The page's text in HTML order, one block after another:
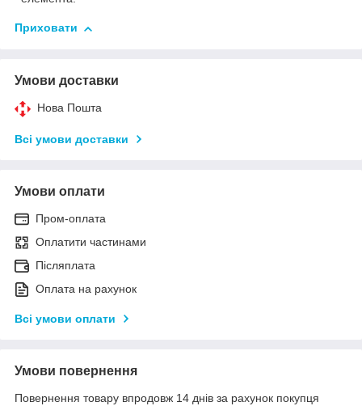
Приховати
Умови доставки
Нова Пошта
Всі умови доставки
Умови оплати
Пром-оплата
Оплатити частинами
Післяплата
Оплата на рахунок
Всі умови оплати
Умови повернення
Повернення товару впродовж 14 днів за рахунок покупця